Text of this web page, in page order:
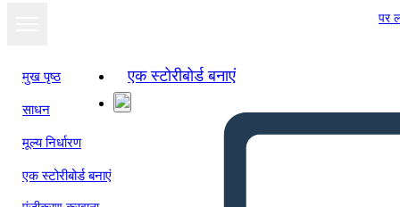
पर
मुख पृष्ठ
साधन
मूल्य निर्धारण
एक स्टोरीबोर्ड बनाएं
एक स्टोरीबोर्ड बनाएं
स्लाइड शो के रूप में
देखें